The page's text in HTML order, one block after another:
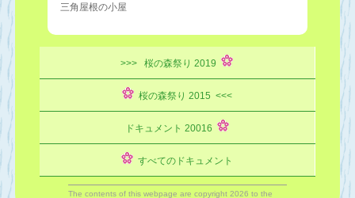
三角屋根の小屋
>>> 桜の森祭り 2019
桜の森祭り 2015 <<<
ドキュメント 20016
すべてのドキュメント
The contents of this webpage are copyright 2026 to the